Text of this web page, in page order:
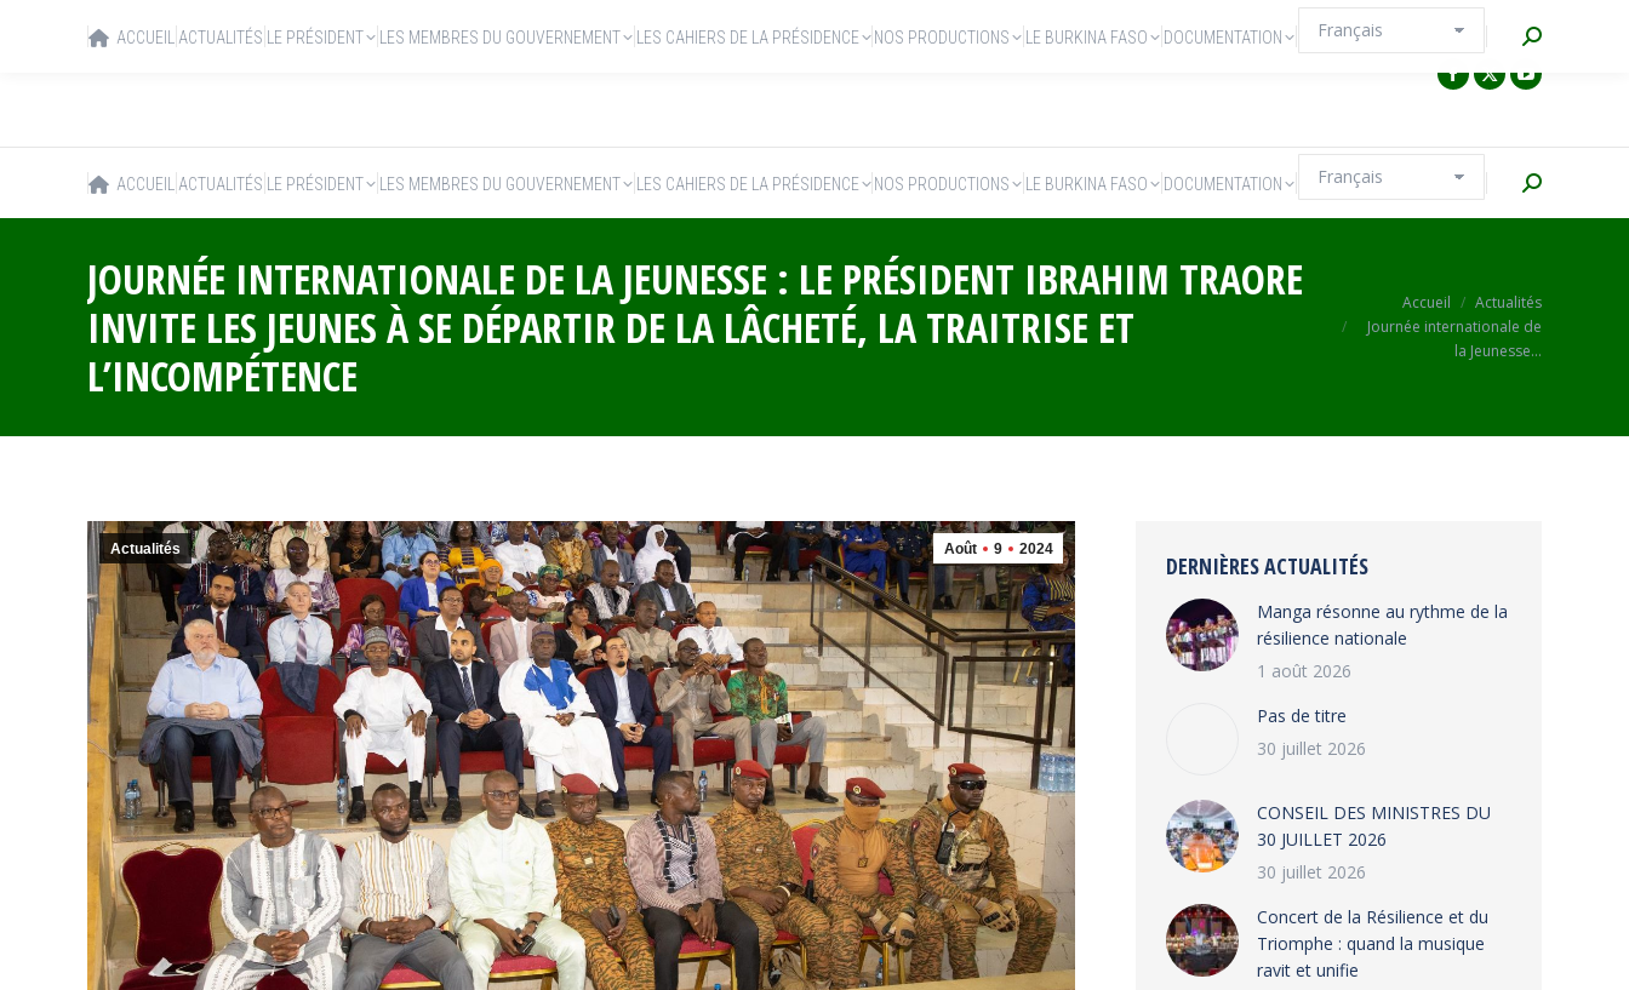
ACCUEIL ACTUALITÉS LE PRÉSIDENT LES MEMBRES DU GOUVERNEMENT LES CAHIERS DE LA PRÉSIDENCE NOS PRODUCTIONS LE BURKINA FASO DOCUMENTATION Recherche
JOURNÉE INTERNATIONALE DE LA JEUNESSE : LE PRÉSIDENT IBRAHIM TRAORE
INVITE LES JEUNES À SE DÉPARTIR DE LA LÂCHETÉ, LA TRAITRISE ET
L’INCOMPÉTENCE
Vous êtes ici :
Accueil
Actualités
Journée internationale de
la Jeunesse…
Août 9 2024
Actualités
DERNIÈRES ACTUALITÉS
Manga résonne au rythme de la
résilience nationale
1 août 2026
Pas de titre
30 juillet 2026
CONSEIL DES MINISTRES DU
30 JUILLET 2026
30 juillet 2026
‎​Concert de la Résilience et du
Triomphe : quand la musique
ravit et unifie
ACCUEIL ACTUALITÉS LE PRÉSIDENT LES MEMBRES DU GOUVERNEMENT LES CAHIERS DE LA PRÉSIDENCE NOS PRODUCTIONS LE BURKINA FASO DOCUMENTATION Recherche